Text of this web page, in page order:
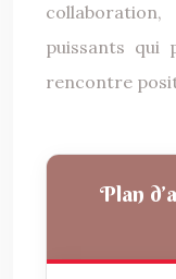
puissants qui
rencontre
Plan